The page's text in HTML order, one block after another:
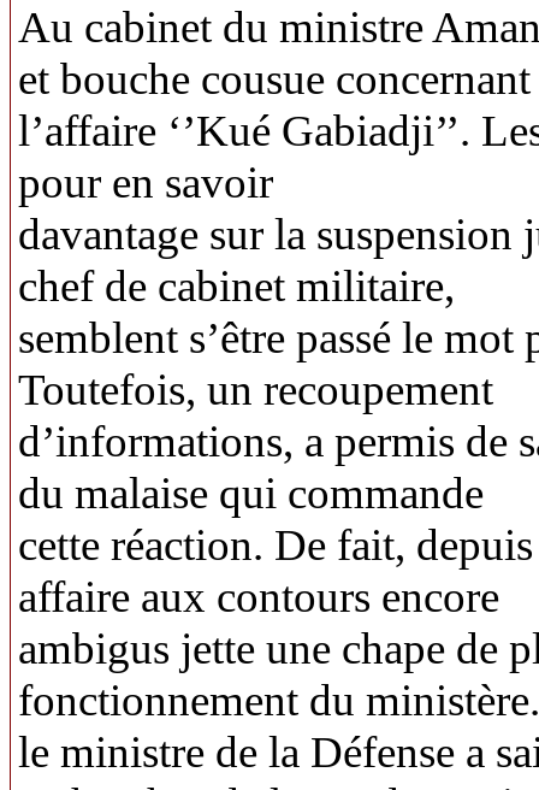
Au cabinet du ministre
et bouche cousue concernant
l’affaire ‘’Kué Gabiadji’’.
pour en savoir
davantage sur la suspension
chef de cabinet militaire,
semblent s’être passé le
Toutefois, un recoupement
d’informations, a permis de
du malaise qui commande
cette réaction. De fait,
affaire aux contours encore
ambigus jette une chape de
fonctionnement du
le ministre de la Défense a